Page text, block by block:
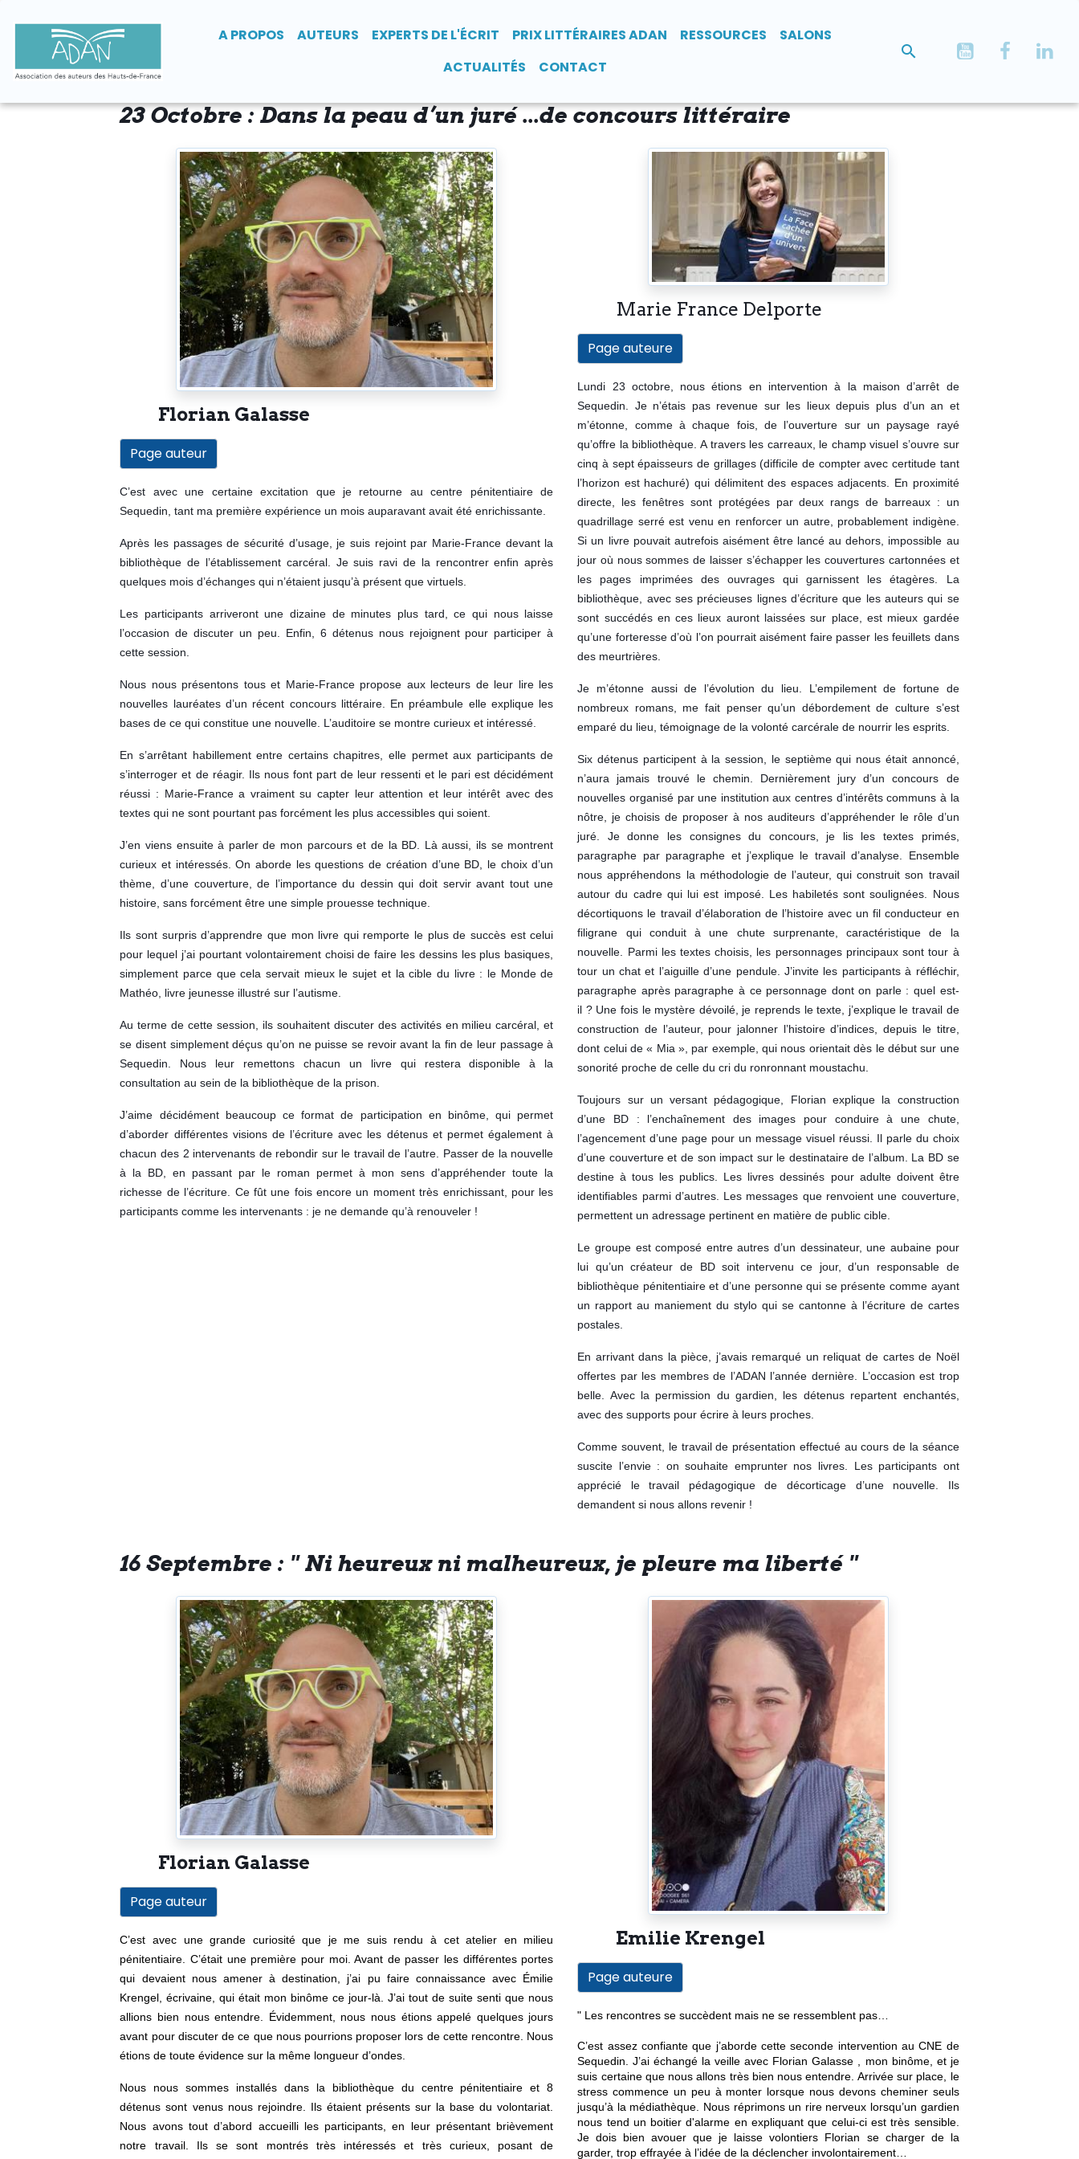
A PROPOS AUTEURS EXPERTS DE L'ÉCRIT PRIX LITTÉRAIRES ADAN RESSOURCES
SALONS
ACTUALITÉS
CONTACT
23 Octobre : Dans la peau d’un juré ...de concours littéraire
Florian Galasse
Page auteur
C’est avec une certaine excitation que je retourne au centre pénitentiaire de
Sequedin, tant ma première expérience un mois auparavant avait été enrichissante.
Après les passages de sécurité d’usage, je suis rejoint par Marie-France devant la
bibliothèque de l’établissement carcéral. Je suis ravi de la rencontrer enfin après
quelques mois d’échanges qui n’étaient jusqu’à présent que virtuels.
Les participants arriveront une dizaine de minutes plus tard, ce qui nous laisse
l’occasion de discuter un peu. Enfin, 6 détenus nous rejoignent pour participer à
cette session.
Nous nous présentons tous et Marie-France propose aux lecteurs de leur lire les
nouvelles lauréates d’un récent concours littéraire. En préambule elle explique les
bases de ce qui constitue une nouvelle. L’auditoire se montre curieux et intéressé.
En s’arrêtant habillement entre certains chapitres, elle permet aux participants de
s’interroger et de réagir. Ils nous font part de leur ressenti et le pari est décidément
réussi : Marie-France a vraiment su capter leur attention et leur intérêt avec des
textes qui ne sont pourtant pas forcément les plus accessibles qui soient.
J’en viens ensuite à parler de mon parcours et de la BD. Là aussi, ils se montrent
curieux et intéressés. On aborde les questions de création d’une BD, le choix d’un
thème, d’une couverture, de l’importance du dessin qui doit servir avant tout une
histoire, sans forcément être une simple prouesse technique.
Ils sont surpris d’apprendre que mon livre qui remporte le plus de succès est celui
pour lequel j’ai pourtant volontairement choisi de faire les dessins les plus basiques,
simplement parce que cela servait mieux le sujet et la cible du livre : le Monde de
Mathéo, livre jeunesse illustré sur l’autisme.
Au terme de cette session, ils souhaitent discuter des activités en milieu carcéral, et
se disent simplement déçus qu’on ne puisse se revoir avant la fin de leur passage à
Sequedin. Nous leur remettons chacun un livre qui restera disponible à la
consultation au sein de la bibliothèque de la prison.
J’aime décidément beaucoup ce format de participation en binôme, qui permet
d’aborder différentes visions de l’écriture avec les détenus et permet également à
chacun des 2 intervenants de rebondir sur le travail de l’autre. Passer de la nouvelle
à la BD, en passant par le roman permet à mon sens d’appréhender toute la
richesse de l’écriture. Ce fût une fois encore un moment très enrichissant, pour les
participants comme les intervenants : je ne demande qu’à renouveler !
Marie France Delporte
Page auteure
Lundi 23 octobre, nous étions en intervention à la maison d’arrêt de
Sequedin. Je n’étais pas revenue sur les lieux depuis plus d’un an et
m’étonne, comme à chaque fois, de l’ouverture sur un paysage rayé
qu’offre la bibliothèque. A travers les carreaux, le champ visuel s’ouvre sur
cinq à sept épaisseurs de grillages (difficile de compter avec certitude tant
l’horizon est hachuré) qui délimitent des espaces adjacents. En proximité
directe, les fenêtres sont protégées par deux rangs de barreaux : un
quadrillage serré est venu en renforcer un autre, probablement indigène.
Si un livre pouvait autrefois aisément être lancé au dehors, impossible au
jour où nous sommes de laisser s’échapper les couvertures cartonnées et
les pages imprimées des ouvrages qui garnissent les étagères. La
bibliothèque, avec ses précieuses lignes d’écriture que les auteurs qui se
sont succédés en ces lieux auront laissées sur place, est mieux gardée
qu’une forteresse d’où l’on pourrait aisément faire passer les feuillets dans
des meurtrières.
Je m’étonne aussi de l’évolution du lieu. L’empilement de fortune de
nombreux romans, me fait penser qu’un débordement de culture s’est
emparé du lieu, témoignage de la volonté carcérale de nourrir les esprits.
Six détenus participent à la session, le septième qui nous était annoncé,
n’aura jamais trouvé le chemin. Dernièrement jury d’un concours de
nouvelles organisé par une institution aux centres d’intérêts communs à la
nôtre, je choisis de proposer à nos auditeurs d’appréhender le rôle d’un
juré. Je donne les consignes du concours, je lis les textes primés,
paragraphe par paragraphe et j’explique le travail d’analyse. Ensemble
nous appréhendons la méthodologie de l’auteur, qui construit son travail
autour du cadre qui lui est imposé. Les habiletés sont soulignées. Nous
décortiquons le travail d’élaboration de l’histoire avec un fil conducteur en
filigrane qui conduit à une chute surprenante, caractéristique de la
nouvelle. Parmi les textes choisis, les personnages principaux sont tour à
tour un chat et l’aiguille d’une pendule. J’invite les participants à réfléchir,
paragraphe après paragraphe à ce personnage dont on parle : quel est-
il ? Une fois le mystère dévoilé, je reprends le texte, j’explique le travail de
construction de l’auteur, pour jalonner l’histoire d’indices, depuis le titre,
dont celui de « Mia », par exemple, qui nous orientait dès le début sur une
sonorité proche de celle du cri du ronronnant moustachu.
Toujours sur un versant pédagogique, Florian explique la construction
d’une BD : l’enchaînement des images pour conduire à une chute,
l’agencement d’une page pour un message visuel réussi. Il parle du choix
d’une couverture et de son impact sur le destinataire de l’album. La BD se
destine à tous les publics. Les livres dessinés pour adulte doivent être
identifiables parmi d’autres. Les messages que renvoient une couverture,
permettent un adressage pertinent en matière de public cible.
Le groupe est composé entre autres d’un dessinateur, une aubaine pour
lui qu’un créateur de BD soit intervenu ce jour, d’un responsable de
bibliothèque pénitentiaire et d’une personne qui se présente comme ayant
un rapport au maniement du stylo qui se cantonne à l’écriture de cartes
postales.
En arrivant dans la pièce, j’avais remarqué un reliquat de cartes de Noël
offertes par les membres de l’ADAN l’année dernière. L’occasion est trop
belle. Avec la permission du gardien, les détenus repartent enchantés,
avec des supports pour écrire à leurs proches.
Comme souvent, le travail de présentation effectué au cours de la séance
suscite l’envie : on souhaite emprunter nos livres. Les participants ont
apprécié le travail pédagogique de décorticage d’une nouvelle. Ils
demandent si nous allons revenir !
16 Septembre : " Ni heureux ni malheureux, je pleure ma liberté "
Florian Galasse
Page auteur
C’est avec une grande curiosité que je me suis rendu à cet atelier en milieu
pénitentiaire. C’était une première pour moi. Avant de passer les différentes portes
qui devaient nous amener à destination, j’ai pu faire connaissance avec Émilie
Krengel, écrivaine, qui était mon binôme ce jour-là. J’ai tout de suite senti que nous
allions bien nous entendre. Évidemment, nous nous étions appelé quelques jours
avant pour discuter de ce que nous pourrions proposer lors de cette rencontre. Nous
étions de toute évidence sur la même longueur d’ondes.
Nous nous sommes installés dans la bibliothèque du centre pénitentiaire et 8
Nous avons tout d’abord accueilli les participants, en leur présentant brièvement
notre travail. Ils se sont montrés très intéressés et très curieux, posant de
Emilie Krengel
Page auteure
" Les rencontres se succèdent mais ne se ressemblent pas…
C’est assez confiante que j’aborde cette seconde intervention au CNE de
Sequedin. J’ai échangé la veille avec Florian Galasse , mon binôme, et je
suis certaine que nous allons très bien nous entendre. Arrivée sur place, le
stress commence un peu à monter lorsque nous devons cheminer seuls
jusqu’à la médiathèque. Nous réprimons un rire nerveux lorsqu’un gardien
nous tend un boitier d'alarme en expliquant que celui-ci est très sensible.
Je dois bien avouer que je laisse volontiers Florian se charger de la
garder, trop effrayée à l’idée de la déclencher involontairement…